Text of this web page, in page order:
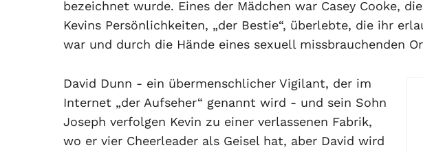
bezeichnet wurde. Eines der Mädchen war Casey Cooke,
Kevins Persönlichkeiten, „der Bestie“, überlebte, die ihr
war und durch die Hände eines sexuell missbrauchenden
David Dunn - ein übermenschlicher Vigilant, der im
Internet „der Aufseher“ genannt wird - und sein Sohn
Joseph verfolgen Kevin zu einer verlassenen Fabrik,
wo er vier Cheerleader als Geisel hat, aber David wird